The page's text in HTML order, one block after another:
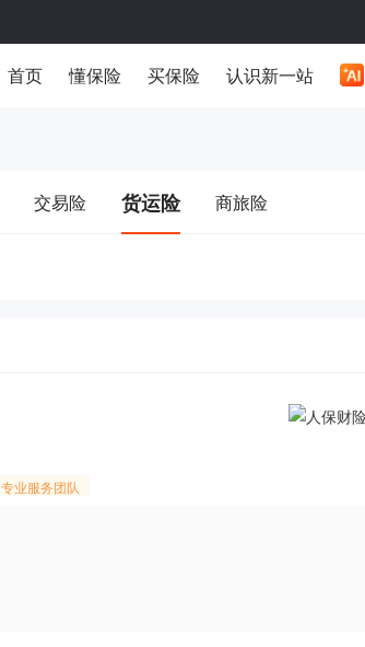
首页 懂保险 买保险 认识新一站
交易险 货运险 商旅险
专业服务团队